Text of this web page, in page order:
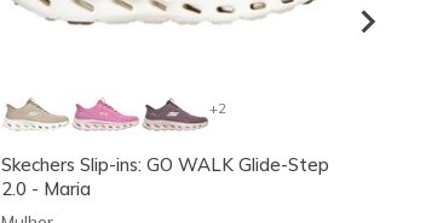
+2
Skechers Slip-ins: GO WALK Glide-Step
2.0 - Maria